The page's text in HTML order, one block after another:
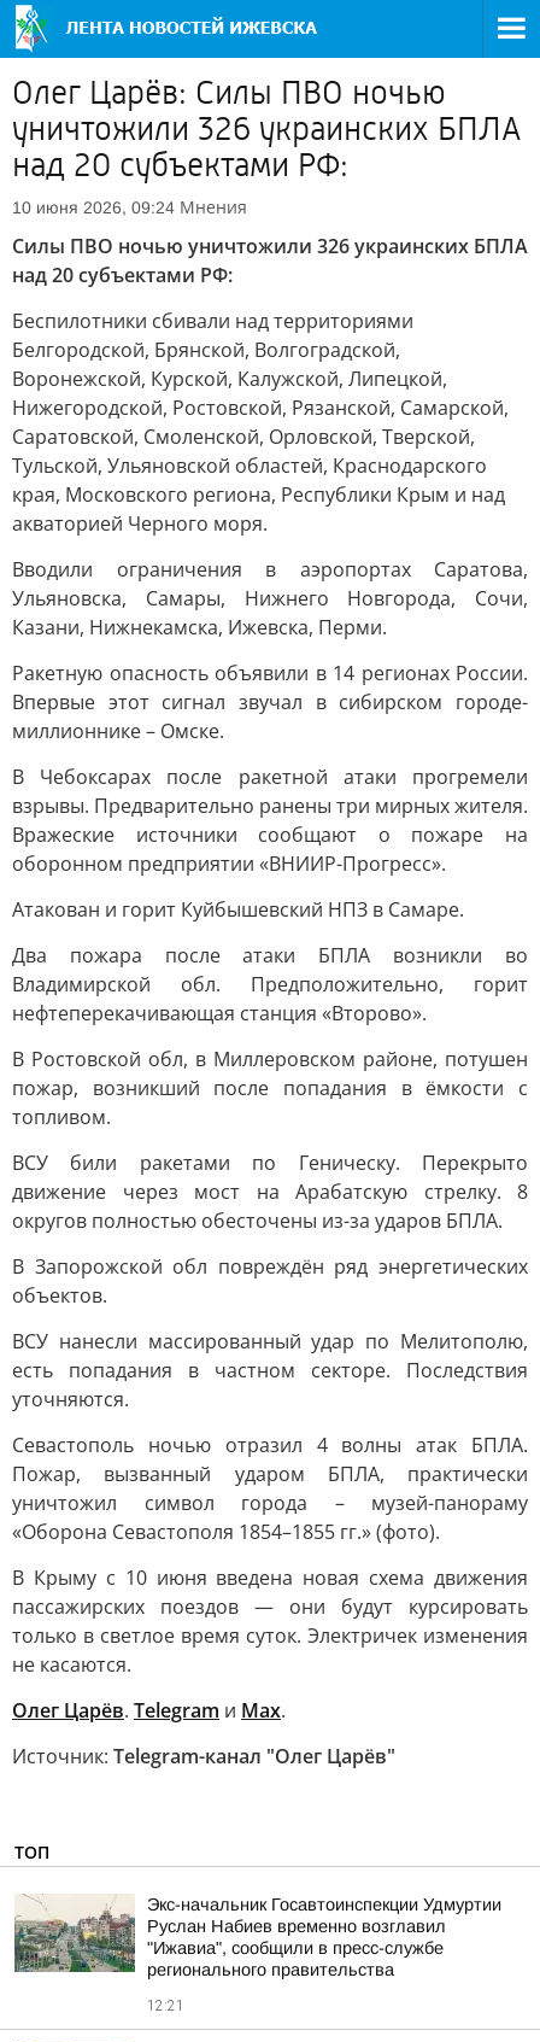
Олег Царёв: Силы ПВО ночью
уничтожили 326 украинских БПЛА
над 20 субъектами РФ:
10 июня 2026, 09:24 Мнения
Силы ПВО ночью уничтожили 326 украинских БПЛА
над 20 субъектами РФ:
Беспилотники сбивали над территориями
Белгородской, Брянской, Волгоградской,
Воронежской, Курской, Калужской, Липецкой,
Нижегородской, Ростовской, Рязанской, Самарской,
Саратовской, Смоленской, Орловской, Тверской,
Тульской, Ульяновской областей, Краснодарского
края, Московского региона, Республики Крым и над
акваторией Черного моря.
Вводили ограничения в аэропортах Саратова,
Ульяновска, Самары, Нижнего Новгорода, Сочи,
Казани, Нижнекамска, Ижевска, Перми.
Ракетную опасность объявили в 14 регионах России.
Впервые этот сигнал звучал в сибирском городе-
миллионнике – Омске.
В Чебоксарах после ракетной атаки прогремели
взрывы. Предварительно ранены три мирных жителя.
Вражеские источники сообщают о пожаре на
оборонном предприятии «ВНИИР-Прогресс».
Атакован и горит Куйбышевский НПЗ в Самаре.
Два пожара после атаки БПЛА возникли во
Владимирской обл. Предположительно, горит
нефтеперекачивающая станция «Второво».
В Ростовской обл, в Миллеровском районе, потушен
пожар, возникший после попадания в ёмкости с
топливом.
ВСУ били ракетами по Геническу. Перекрыто
движение через мост на Арабатскую стрелку. 8
округов полностью обесточены из-за ударов БПЛА.
В Запорожской обл повреждён ряд энергетических
объектов.
ВСУ нанесли массированный удар по Мелитополю,
есть попадания в частном секторе. Последствия
уточняются.
Севастополь ночью отразил 4 волны атак БПЛА.
Пожар, вызванный ударом БПЛА, практически
уничтожил символ города – музей-панораму
«Оборона Севастополя 1854–1855 гг.» (фото).
В Крыму с 10 июня введена новая схема движения
пассажирских поездов — они будут курсировать
только в светлое время суток. Электричек изменения
не касаются.
Олег Царёв. Telegram и Max.
Источник: Telegram-канал "Олег Царёв"
ТОП
Экс-начальник Госавтоинспекции Удмуртии
Руслан Набиев временно возглавил
"Ижавиа", сообщили в пресс-службе
регионального правительства
12:21